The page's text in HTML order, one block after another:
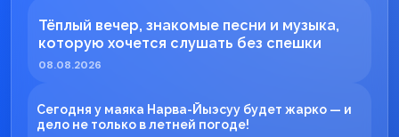
Тёплый вечер, знакомые песни и музыка,
которую хочется слушать без спешки
08.08.2026
Сегодня у маяка Нарва-Йыэсуу будет жарко — и
дело не только в летней погоде!